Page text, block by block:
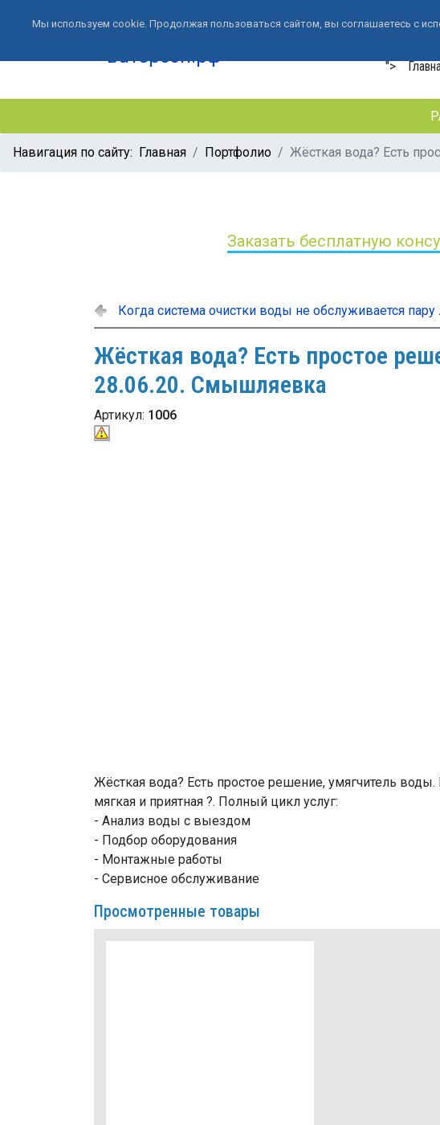
">
Навигация по сайту: Главная Портфолио Жёсткая вода? Есть
Заказать бесплатную
Когда система очистки воды не обслуживается пару
Жёсткая вода? Есть простое
28.06.20. Смышляевка
Артикул: 1006
Жёсткая вода? Есть простое решение, умягчитель
мягкая и приятная ?. Полный цикл услуг:
- Анализ воды с выездом
- Подбор оборудования
- Монтажные работы
- Сервисное обслуживание
Просмотренные товары
Мы используем cookie. Продолжая пользоваться сайтом, вы соглашаетесь с